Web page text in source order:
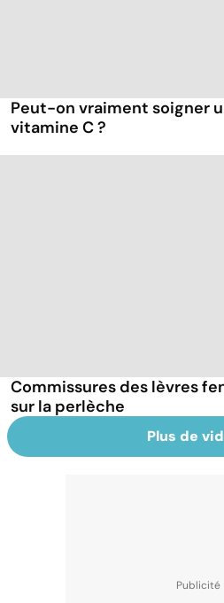
Peut-on vraiment soigner
vitamine C ?
Commissures des lèvres
sur la perlèche
Plus de